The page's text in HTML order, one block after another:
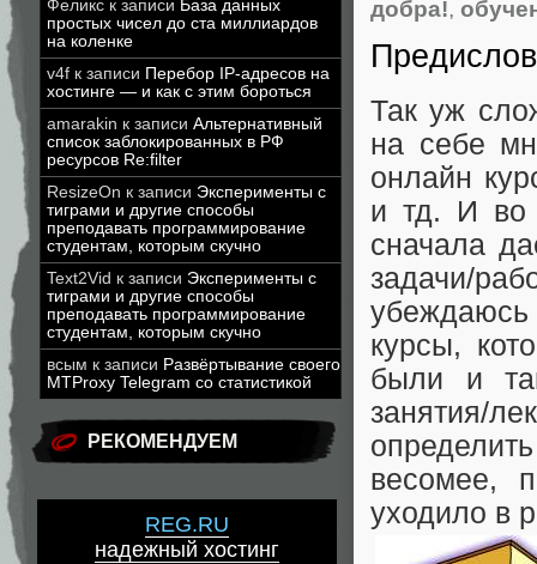
Феликс к записи База данных
простых чисел до ста миллиардов
на коленке
v4f к записи Перебор IP-адресов на
хостинге — и как с этим бороться
amarakin к записи Альтернативный
список заблокированных в РФ
ресурсов Re:filter
ResizeOn к записи Эксперименты с
тиграми и другие способы
преподавать программирование
студентам, которым скучно
Text2Vid к записи Эксперименты с
тиграми и другие способы
преподавать программирование
студентам, которым скучно
всым к записи Развёртывание своего
MTProxy Telegram со статистикой
РЕКОМЕНДУЕМ
REG.RU
надежный хостинг
добра!,
Так уж
на себе
онлайн
и тд. И во
сначала
задачи/
убеждаюсь
курсы,
были и
занятия/
весомее,
уходило в